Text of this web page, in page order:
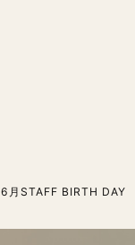
6月STAFF BIRTH DAY